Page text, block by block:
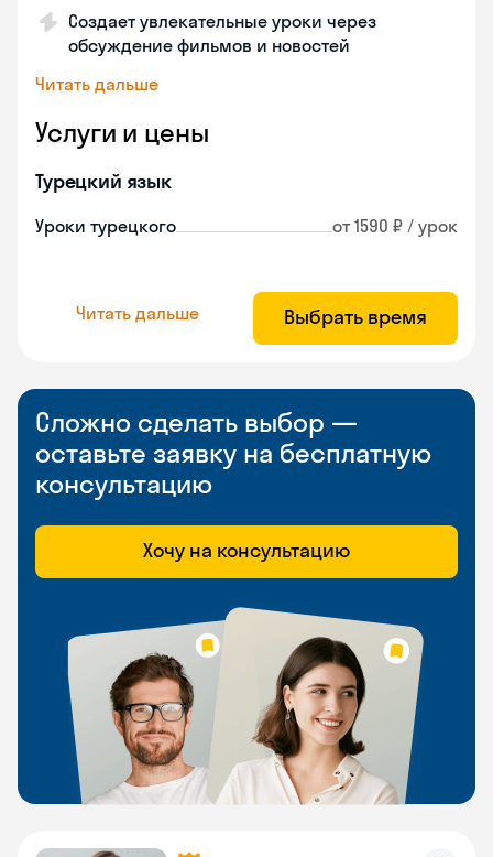
Создает увлекательные уроки через
обсуждение фильмов и новостей
Читать дальше
Услуги и цены
Турецкий язык
Уроки турецкого от 1590 ₽ / урок
Читать дальше Выбрать время
Сложно сделать выбор —
оставьте заявку на бесплатную
консультацию
Хочу на консультацию